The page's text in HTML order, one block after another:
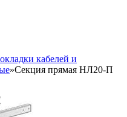
кабелей и
»Секция прямая НЛ20-П